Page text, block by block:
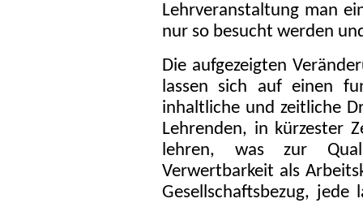
Lehrveranstaltung man
nur so besucht werden
Die aufgezeigten
lassen sich auf einen
inhaltliche und zeitliche
Lehrenden, in kürzester
lehren, was zur
Verwertbarkeit als
Gesellschaftsbezug, jede